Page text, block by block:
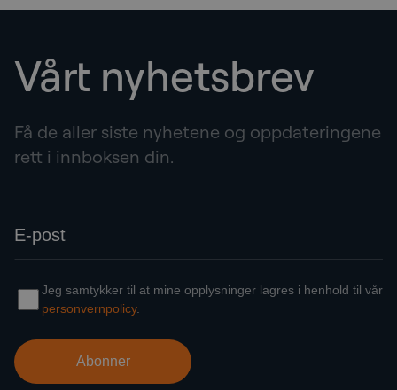
Vårt nyhetsbrev
Få de aller siste nyhetene og oppdateringene
rett i innboksen din.